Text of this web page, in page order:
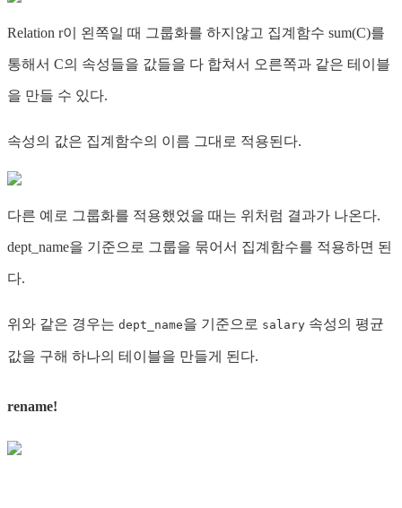
Relation r이 왼쪽일 때 그룹화를 하지않고 집계함수 sum(C)를
통해서 C의 속성들을 값들을 다 합쳐서 오른쪽과 같은 테이블
을 만들 수 있다.
속성의 값은 집계함수의 이름 그대로 적용된다.
다른 예로 그룹화를 적용했었을 때는 위처럼 결과가 나온다.
dept_name을 기준으로 그룹을 묶어서 집계함수를 적용하면 된
다.
위와 같은 경우는 dept_name을 기준으로 salary 속성의 평균
값을 구해 하나의 테이블을 만들게 된다.
rename!